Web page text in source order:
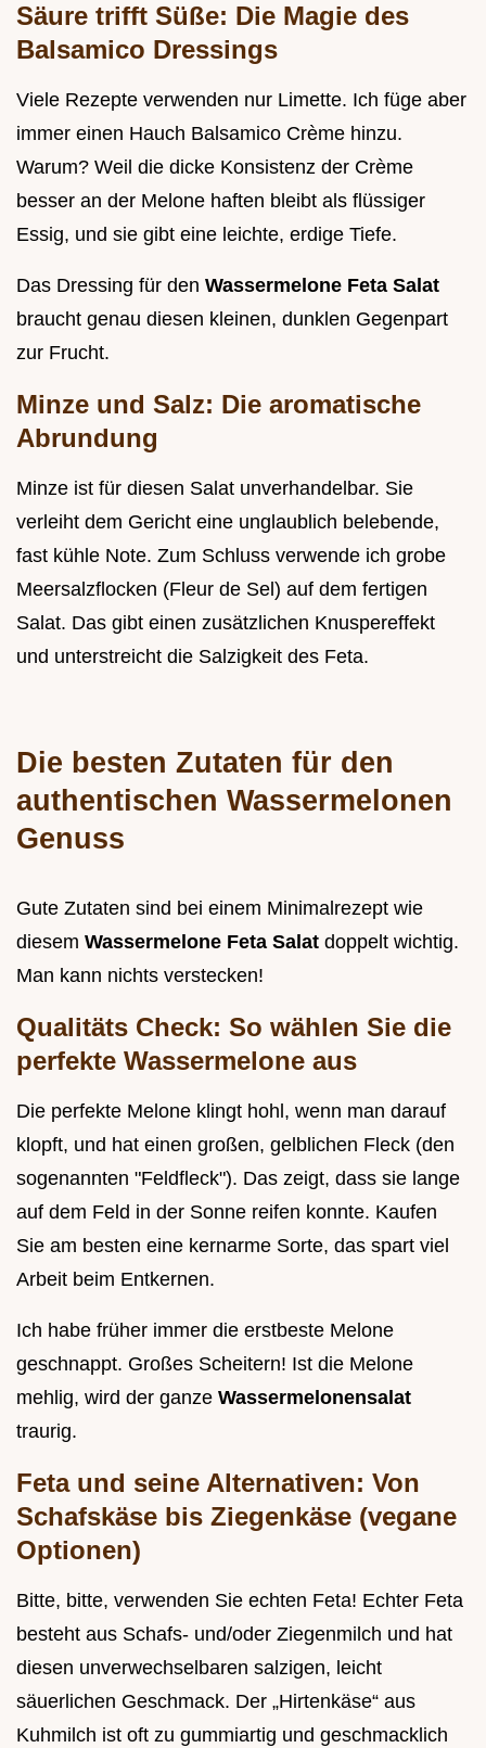
Säure trifft Süße: Die Magie des
Balsamico Dressings
Viele Rezepte verwenden nur Limette. Ich füge aber
immer einen Hauch Balsamico Crème hinzu.
Warum? Weil die dicke Konsistenz der Crème
besser an der Melone haften bleibt als flüssiger
Essig, und sie gibt eine leichte, erdige Tiefe.
Das Dressing für den Wassermelone Feta Salat
braucht genau diesen kleinen, dunklen Gegenpart
zur Frucht.
Minze und Salz: Die aromatische
Abrundung
Minze ist für diesen Salat unverhandelbar. Sie
verleiht dem Gericht eine unglaublich belebende,
fast kühle Note. Zum Schluss verwende ich grobe
Meersalzflocken (Fleur de Sel) auf dem fertigen
Salat. Das gibt einen zusätzlichen Knuspereffekt
und unterstreicht die Salzigkeit des Feta.
Die besten Zutaten für den
authentischen Wassermelonen
Genuss
Gute Zutaten sind bei einem Minimalrezept wie
diesem Wassermelone Feta Salat doppelt wichtig.
Man kann nichts verstecken!
Qualitäts Check: So wählen Sie die
perfekte Wassermelone aus
Die perfekte Melone klingt hohl, wenn man darauf
klopft, und hat einen großen, gelblichen Fleck (den
sogenannten "Feldfleck"). Das zeigt, dass sie lange
auf dem Feld in der Sonne reifen konnte. Kaufen
Sie am besten eine kernarme Sorte, das spart viel
Arbeit beim Entkernen.
Ich habe früher immer die erstbeste Melone
geschnappt. Großes Scheitern! Ist die Melone
mehlig, wird der ganze Wassermelonensalat
traurig.
Feta und seine Alternativen: Von
Schafskäse bis Ziegenkäse (vegane
Optionen)
Bitte, bitte, verwenden Sie echten Feta! Echter Feta
besteht aus Schafs- und/oder Ziegenmilch und hat
diesen unverwechselbaren salzigen, leicht
säuerlichen Geschmack. Der „Hirtenkäse“ aus
Kuhmilch ist oft zu gummiartig und geschmacklich